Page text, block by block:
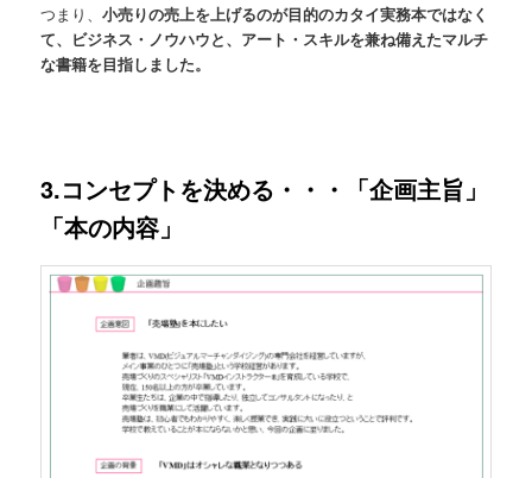
つまり、小売りの売上を上げるのが目的のカタイ実務本ではなく
て、ビジネス・ノウハウと、アート・スキルを兼ね備えたマルチ
な書籍を目指しました。
3.コンセプトを決める・・・「企画主旨」
「本の内容」